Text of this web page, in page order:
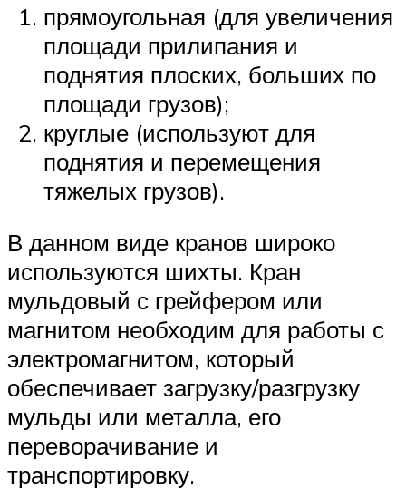
прямоугольная (для увеличения
площади прилипания и
поднятия плоских, больших по
площади грузов);
круглые (используют для
поднятия и перемещения
тяжелых грузов).
В данном виде кранов широко
используются шихты. Кран
мульдовый с грейфером или
магнитом необходим для работы с
электромагнитом, который
обеспечивает загрузку/разгрузку
мульды или металла, его
переворачивание и
транспортировку.